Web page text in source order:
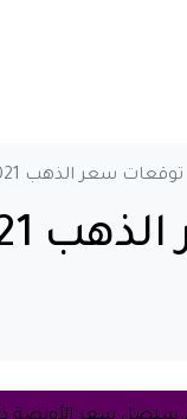
توقعات سعر الذهب 2021 كم سيصل سعر الأونصة ذهب في السنة القادمة